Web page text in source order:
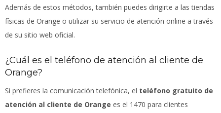
Además de estos métodos, también puedes dirigirte a las tiendas
físicas de Orange o utilizar su servicio de atención online a través
de su sitio web oficial.
¿Cuál es el teléfono de atención al cliente de
Orange?
Si prefieres la comunicación telefónica, el teléfono gratuito de
atención al cliente de Orange es el 1470 para clientes